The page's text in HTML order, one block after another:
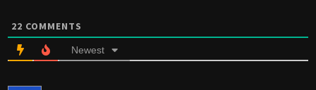
22 COMMENTS
Newest